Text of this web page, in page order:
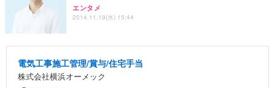
エンタメ
2014.11.19(水) 15:44
電気工事施工管理/賞与/住宅手当
株式会社横浜オーメック